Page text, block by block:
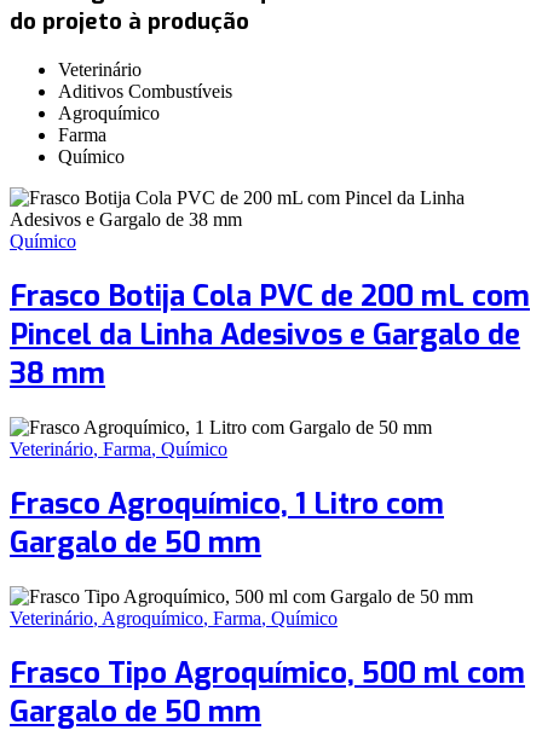
do projeto à produção
Veterinário
Aditivos Combustíveis
Agroquímico
Farma
Químico
Químico
Frasco Botija Cola PVC de 200 mL com
Pincel da Linha Adesivos e Gargalo de
38 mm
Veterinário, Farma, Químico
Frasco Agroquímico, 1 Litro com
Gargalo de 50 mm
Veterinário, Agroquímico, Farma, Químico
Frasco Tipo Agroquímico, 500 ml com
Gargalo de 50 mm